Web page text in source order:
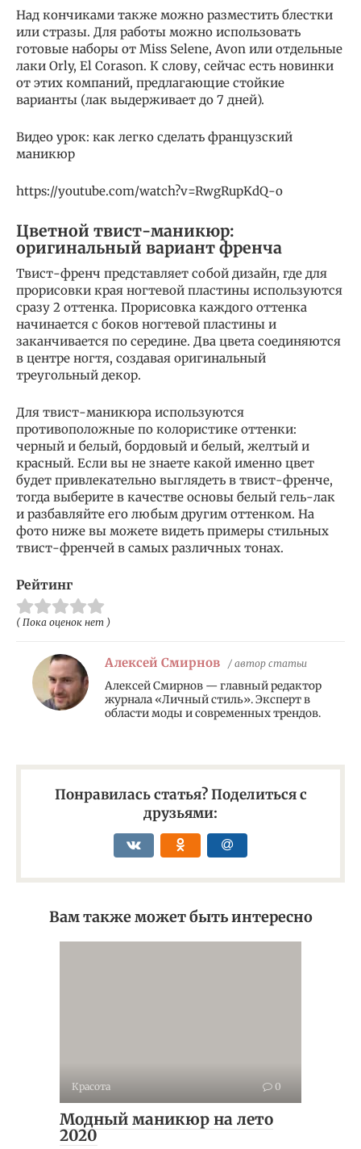
Над кончиками также можно разместить блестки
или стразы. Для работы можно использовать
готовые наборы от Miss Selene, Avon или отдельные
лаки Orly, El Corason. К слову, сейчас есть новинки
от этих компаний, предлагающие стойкие
варианты (лак выдерживает до 7 дней).
Видео урок: как легко сделать французский
маникюр
https://youtube.com/watch?v=RwgRupKdQ-o
Цветной твист-маникюр:
оригинальный вариант френча
Твист-френч представляет собой дизайн, где для
прорисовки края ногтевой пластины используются
сразу 2 оттенка. Прорисовка каждого оттенка
начинается с боков ногтевой пластины и
заканчивается по середине. Два цвета соединяются
в центре ногтя, создавая оригинальный
треугольный декор.
Для твист-маникюра используются
противоположные по колористике оттенки:
черный и белый, бордовый и белый, желтый и
красный. Если вы не знаете какой именно цвет
будет привлекательно выглядеть в твист-френче,
тогда выберите в качестве основы белый гель-лак
и разбавляйте его любым другим оттенком. На
фото ниже вы можете видеть примеры стильных
твист-френчей в самых различных тонах.
Рейтинг
( Пока оценок нет )
Алексей Смирнов / автор статьи
Алексей Смирнов — главный редактор
журнала «Личный стиль». Эксперт в
области моды и современных трендов.
Понравилась статья? Поделиться с
друзьями:
Вам также может быть интересно
Красота 0
Модный маникюр на лето
2020